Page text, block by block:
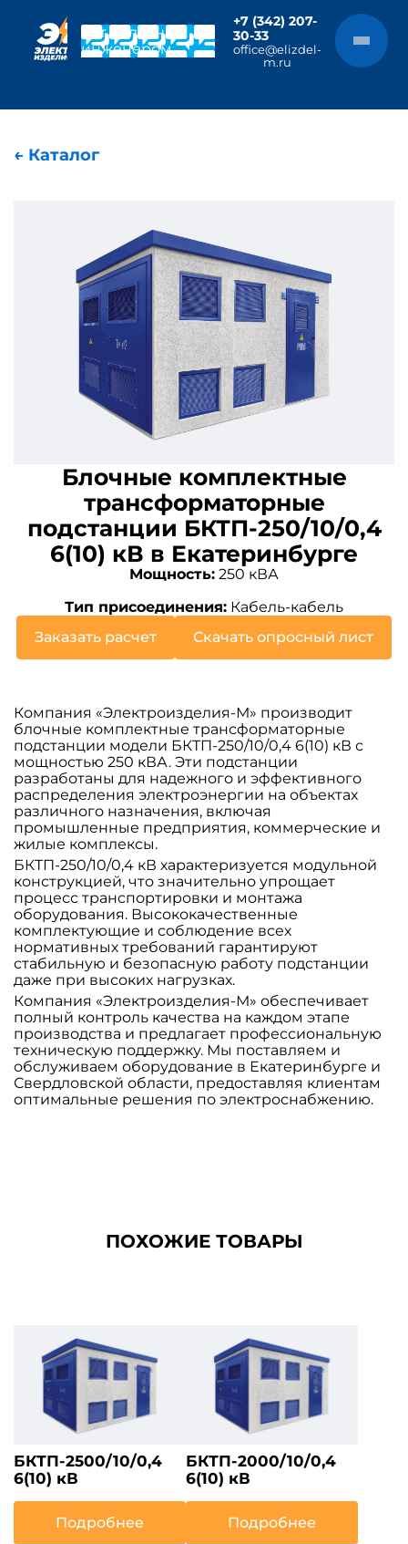
Чат с главным
инженером
+7 (342) 207-
30-33
office@elizdel-
m.ru
← Каталог
Блочные комплектные
трансформаторные
подстанции БКТП-250/10/0,4
6(10) кВ в Екатеринбурге
Мощность: 250 кВА
Тип присоединения: Кабель-кабель
Заказать расчет
Скачать опросный лист
Компания «Электроизделия-М» производит
блочные комплектные трансформаторные
подстанции модели БКТП-250/10/0,4 6(10) кВ с
мощностью 250 кВА. Эти подстанции
разработаны для надежного и эффективного
распределения электроэнергии на объектах
различного назначения, включая
промышленные предприятия, коммерческие и
жилые комплексы.
БКТП-250/10/0,4 кВ характеризуется модульной
конструкцией, что значительно упрощает
процесс транспортировки и монтажа
оборудования. Высококачественные
комплектующие и соблюдение всех
нормативных требований гарантируют
стабильную и безопасную работу подстанции
даже при высоких нагрузках.
Компания «Электроизделия-М» обеспечивает
полный контроль качества на каждом этапе
производства и предлагает профессиональную
техническую поддержку. Мы поставляем и
обслуживаем оборудование в Екатеринбурге и
Свердловской области, предоставляя клиентам
оптимальные решения по электроснабжению.
ПОХОЖИЕ ТОВАРЫ
БКТП-2500/10/0,4
6(10) кВ
Подробнее
БКТП-2000/10/0,4
6(10) кВ
Подробнее